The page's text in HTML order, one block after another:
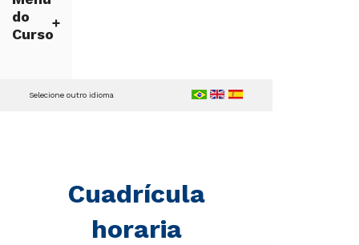
do
Curso
Cuadrícula
horaria
Selecione outro idioma